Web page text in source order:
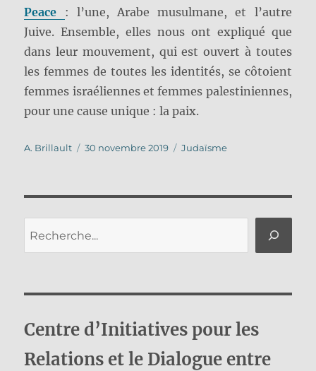
Peace
: l’une, Arabe musulmane, et l’autre
Juive. Ensemble, elles nous ont expliqué que
dans leur mouvement, qui est ouvert à toutes
les femmes de toutes les identités, se côtoient
femmes israéliennes et femmes palestiniennes,
pour une cause unique : la paix.
Auteur
A. Brillault
Publié
30 novembre 2019 Catégories
Judaïsme
Centre d’Initiatives pour les
Relations et le Dialogue entre